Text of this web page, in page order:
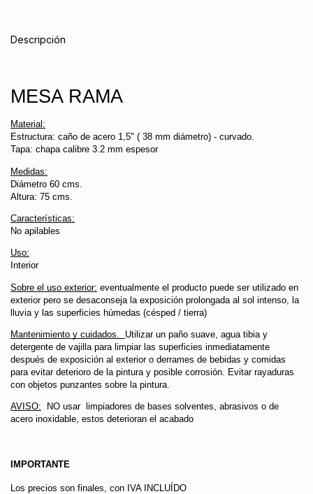
Descripción
MESA RAMA
Material:
Estructura: caño de acero 1,5" ( 38 mm diámetro) - curvado.
Tapa: chapa calibre 3.2 mm espesor
Medidas:
Diámetro 60 cms.
Altura: 75 cms.
Características:
No apilables
Uso:
Interior
Sobre el uso exterior: eventualmente el producto puede ser utilizado en
exterior pero se desaconseja la exposición prolongada al sol intenso, la
lluvia y las superficies húmedas (césped / tierra)
Mantenimiento y cuidados. Utilizar un paño suave, agua tibia y
detergente de vajilla para limpiar las superficies inmediatamente
después de exposición al exterior o derrames de bebidas y comidas
para evitar deterioro de la pintura y posible corrosión. Evitar rayaduras
con objetos punzantes sobre la pintura.
AVISO: NO usar limpiadores de bases solventes, abrasivos o de
acero inoxidable, estos deterioran el acabado
IMPORTANTE
Los precios son finales, con IVA INCLUÍDO